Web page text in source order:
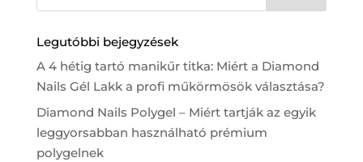
Legutóbbi bejegyzések
A 4 hétig tartó manikűr titka: Miért a Diamond
Nails Gél Lakk a profi műkörmösök választása?
Diamond Nails Polygel – Miért tartják az egyik
leggyorsabban használható prémium
polygelnek